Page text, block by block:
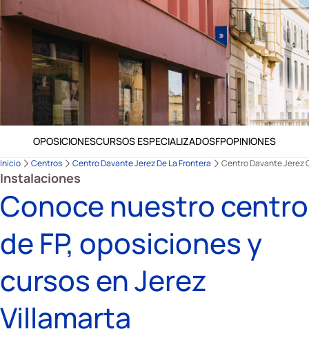
OPOSICIONESCURSOS ESPECIALIZADOSFPOPINIONES
Inicio Centros Centro Davante Jerez De La Frontera Centro Davante Jerez
Instalaciones
Conoce nuestro centro
de FP, oposiciones y
cursos en Jerez
Villamarta